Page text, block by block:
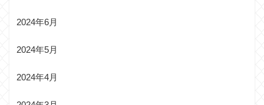
2024年6月
2024年5月
2024年4月